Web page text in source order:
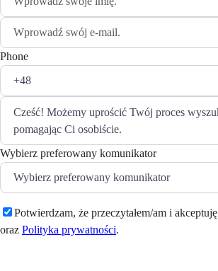
Phone
Wybierz preferowany komunikator
Potwierdzam, że przeczytałem/am i akceptuję
oraz Polityka prywatności.